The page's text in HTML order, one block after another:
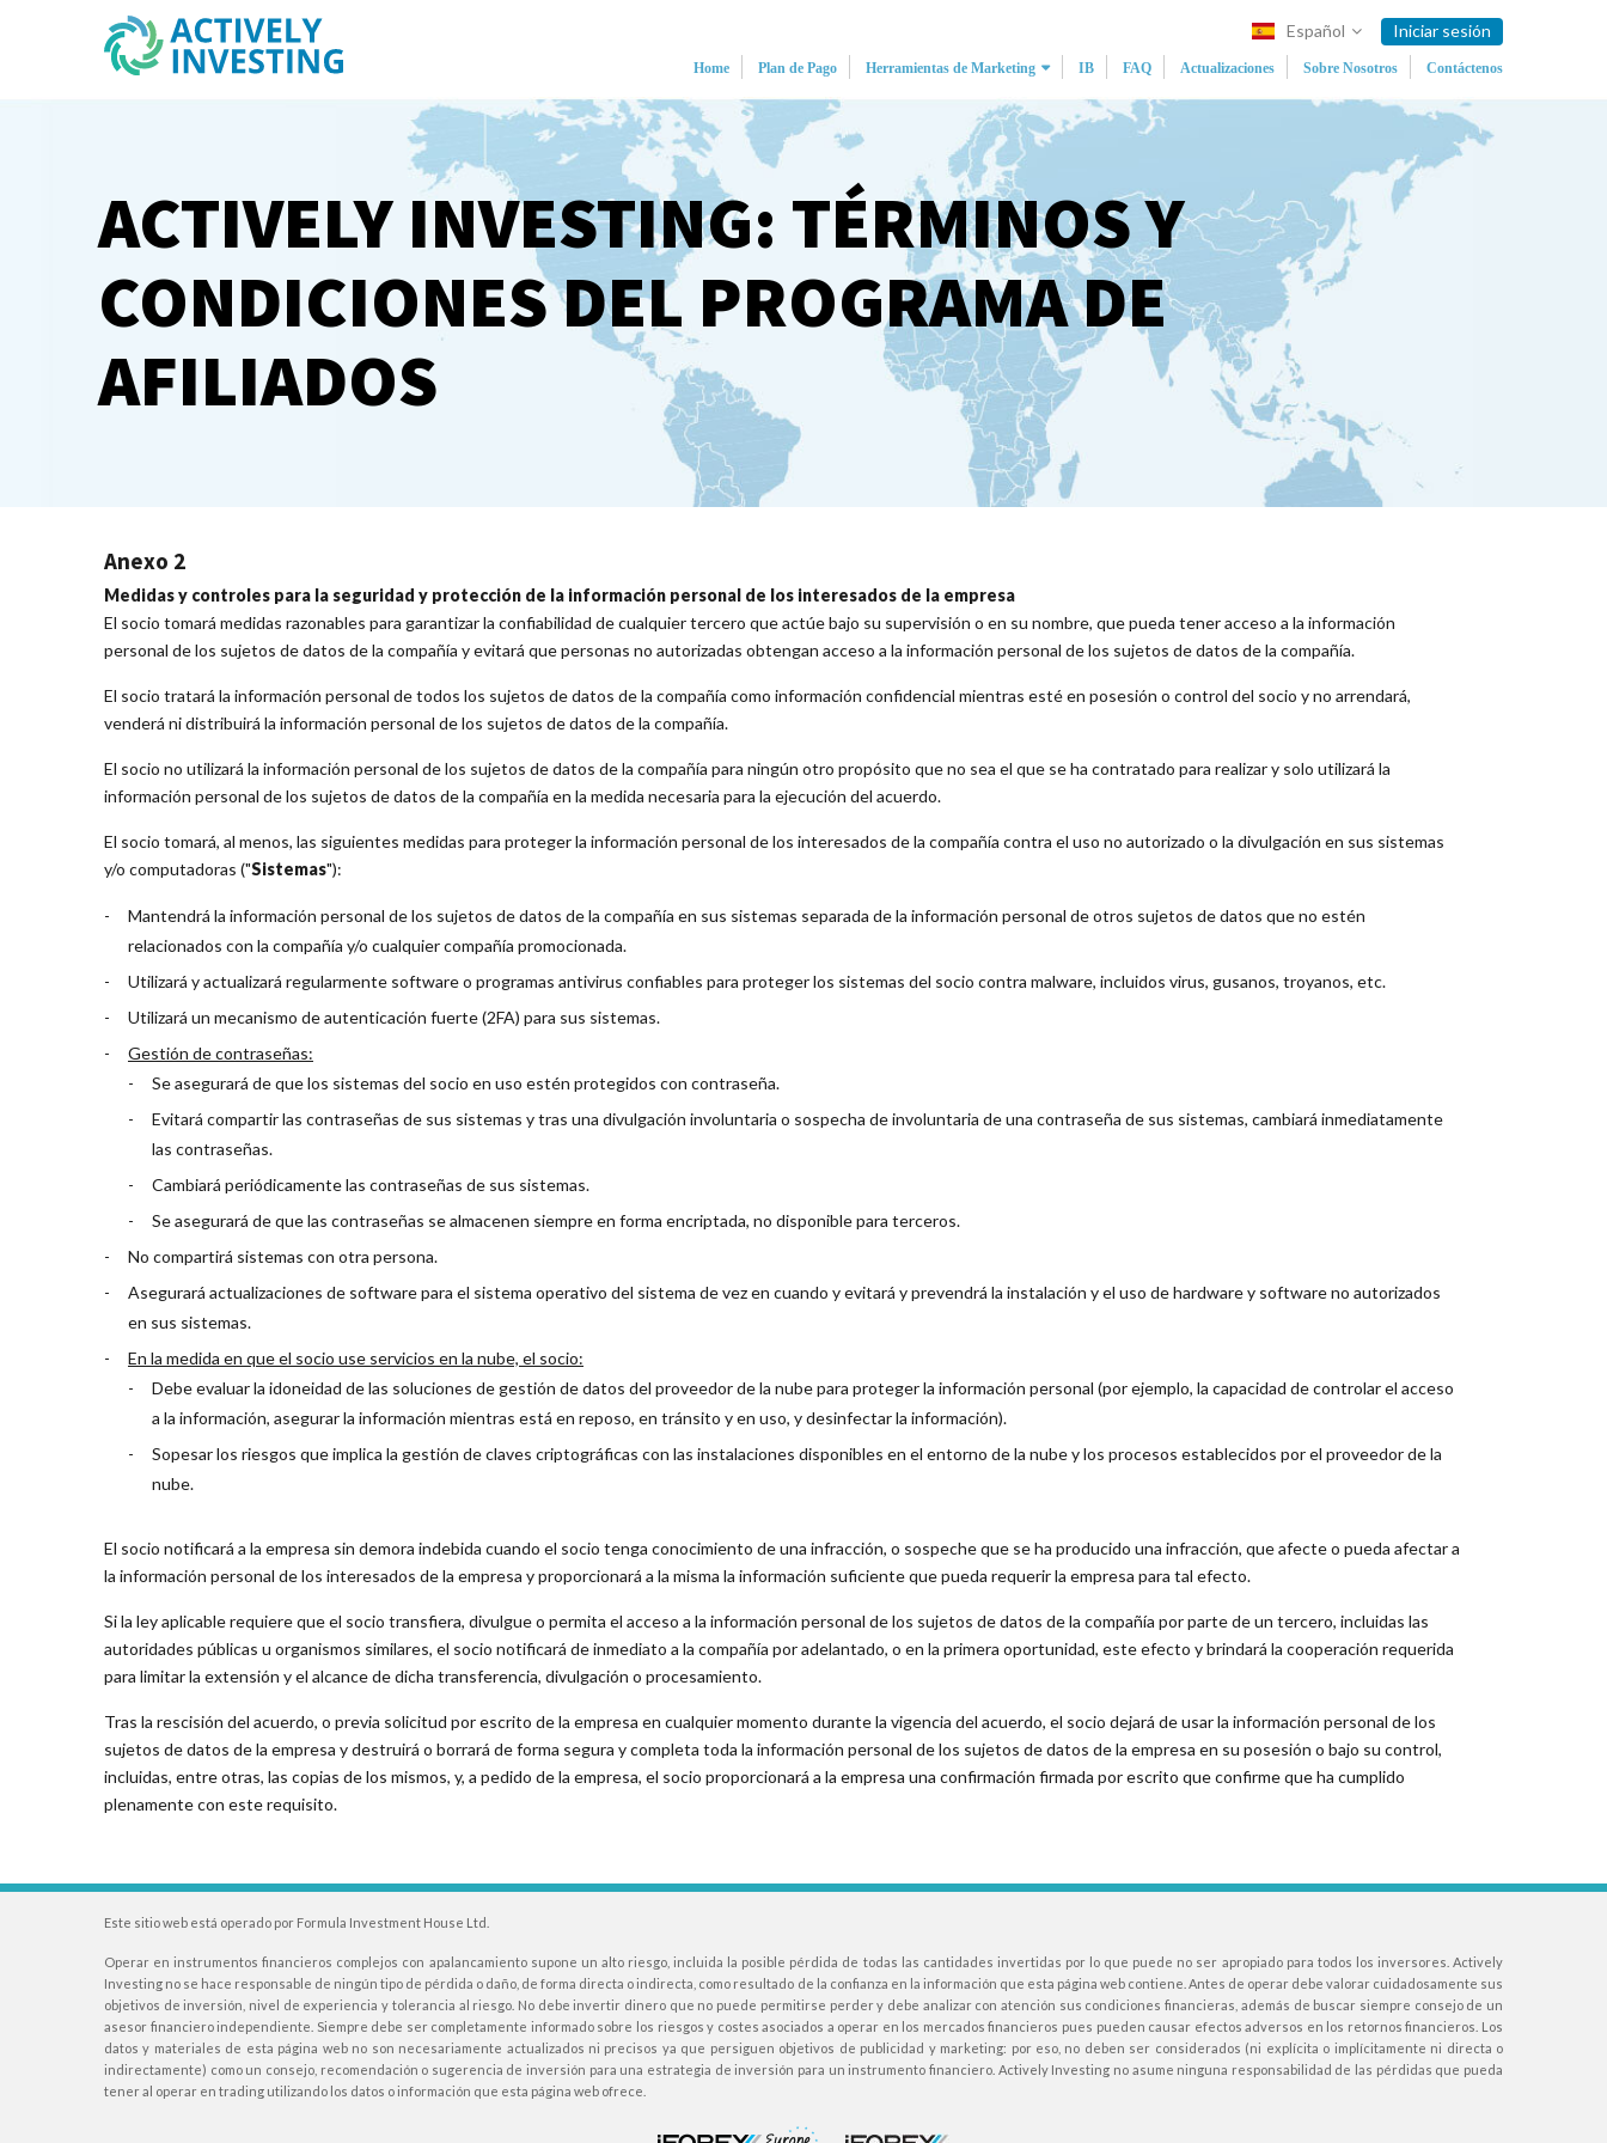
Español Iniciar sesión
Home Plan de Pago Herramientas de Marketing IB FAQ Actualizaciones Sobre Nosotros Contáctenos
ACTIVELY INVESTING: TÉRMINOS Y
CONDICIONES DEL PROGRAMA DE
AFILIADOS
Anexo 2
Medidas y controles para la seguridad y protección de la información personal de los interesados de la empresa
El socio tomará medidas razonables para garantizar la confiabilidad de cualquier tercero que actúe bajo su supervisión o en su nombre, que pueda tener acceso a la información
personal de los sujetos de datos de la compañía y evitará que personas no autorizadas obtengan acceso a la información personal de los sujetos de datos de la compañía.
El socio tratará la información personal de todos los sujetos de datos de la compañía como información confidencial mientras esté en posesión o control del socio y no arrendará,
venderá ni distribuirá la información personal de los sujetos de datos de la compañía.
El socio no utilizará la información personal de los sujetos de datos de la compañía para ningún otro propósito que no sea el que se ha contratado para realizar y solo utilizará la
información personal de los sujetos de datos de la compañía en la medida necesaria para la ejecución del acuerdo.
El socio tomará, al menos, las siguientes medidas para proteger la información personal de los interesados de la compañía contra el uso no autorizado o la divulgación en sus sistemas
y/o computadoras ("Sistemas"):
Mantendrá la información personal de los sujetos de datos de la compañía en sus sistemas separada de la información personal de otros sujetos de datos que no estén
relacionados con la compañía y/o cualquier compañía promocionada.
Utilizará y actualizará regularmente software o programas antivirus confiables para proteger los sistemas del socio contra malware, incluidos virus, gusanos, troyanos, etc.
Utilizará un mecanismo de autenticación fuerte (2FA) para sus sistemas.
Gestión de contraseñas:
Se asegurará de que los sistemas del socio en uso estén protegidos con contraseña.
Evitará compartir las contraseñas de sus sistemas y tras una divulgación involuntaria o sospecha de involuntaria de una contraseña de sus sistemas, cambiará inmediatamente
las contraseñas.
Cambiará periódicamente las contraseñas de sus sistemas.
Se asegurará de que las contraseñas se almacenen siempre en forma encriptada, no disponible para terceros.
No compartirá sistemas con otra persona.
Asegurará actualizaciones de software para el sistema operativo del sistema de vez en cuando y evitará y prevendrá la instalación y el uso de hardware y software no autorizados
en sus sistemas.
En la medida en que el socio use servicios en la nube, el socio:
Debe evaluar la idoneidad de las soluciones de gestión de datos del proveedor de la nube para proteger la información personal (por ejemplo, la capacidad de controlar el acceso
a la información, asegurar la información mientras está en reposo, en tránsito y en uso, y desinfectar la información).
Sopesar los riesgos que implica la gestión de claves criptográficas con las instalaciones disponibles en el entorno de la nube y los procesos establecidos por el proveedor de la
nube.
El socio notificará a la empresa sin demora indebida cuando el socio tenga conocimiento de una infracción, o sospeche que se ha producido una infracción, que afecte o pueda afectar a
la información personal de los interesados de la empresa y proporcionará a la misma la información suficiente que pueda requerir la empresa para tal efecto.
Si la ley aplicable requiere que el socio transfiera, divulgue o permita el acceso a la información personal de los sujetos de datos de la compañía por parte de un tercero, incluidas las
autoridades públicas u organismos similares, el socio notificará de inmediato a la compañía por adelantado, o en la primera oportunidad, este efecto y brindará la cooperación requerida
para limitar la extensión y el alcance de dicha transferencia, divulgación o procesamiento.
Tras la rescisión del acuerdo, o previa solicitud por escrito de la empresa en cualquier momento durante la vigencia del acuerdo, el socio dejará de usar la información personal de los
sujetos de datos de la empresa y destruirá o borrará de forma segura y completa toda la información personal de los sujetos de datos de la empresa en su posesión o bajo su control,
incluidas, entre otras, las copias de los mismos, y, a pedido de la empresa, el socio proporcionará a la empresa una confirmación firmada por escrito que confirme que ha cumplido
plenamente con este requisito.
Este sitio web está operado por Formula Investment House Ltd.
Operar en instrumentos financieros complejos con apalancamiento supone un alto riesgo, incluida la posible pérdida de todas las cantidades invertidas por lo que puede no ser apropiado para todos los inversores. Actively
Investing no se hace responsable de ningún tipo de pérdida o daño, de forma directa o indirecta, como resultado de la confianza en la información que esta página web contiene. Antes de operar debe valorar cuidadosamente sus
objetivos de inversión, nivel de experiencia y tolerancia al riesgo. No debe invertir dinero que no puede permitirse perder y debe analizar con atención sus condiciones financieras, además de buscar siempre consejo de un
asesor financiero independiente. Siempre debe ser completamente informado sobre los riesgos y costes asociados a operar en los mercados financieros pues pueden causar efectos adversos en los retornos financieros. Los
datos y materiales de esta página web no son necesariamente actualizados ni precisos ya que persiguen objetivos de publicidad y marketing: por eso, no deben ser considerados (ni explícita o implícitamente ni directa o
indirectamente) como un consejo, recomendación o sugerencia de inversión para una estrategia de inversión para un instrumento financiero. Actively Investing no asume ninguna responsabilidad de las pérdidas que pueda
tener al operar en trading utilizando los datos o información que esta página web ofrece.